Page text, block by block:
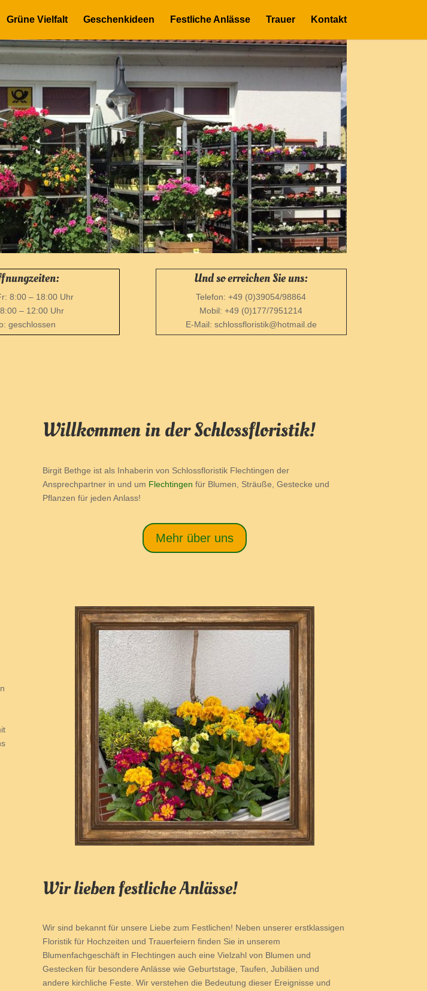
Grüne Vielfalt Geschenkideen Festliche Anlässe Trauer Kontakt
8:00 – 18:00 Uhr
– 12:00 Uhr
geschlossen
Und so erreichen Sie uns:
Telefon: +49 (0)39054/98864
Mobil: +49 (0)177/7951214
E-Mail: schlossfloristik@hotmail.de
Willkommen in der Schlossfloristik!
Birgit Bethge ist als Inhaberin von Schlossfloristik Flechtingen der
Ansprechpartner in und um Flechtingen für Blumen, Sträuße, Gestecke und
Pflanzen für jeden Anlass!
Mehr über uns
Wir lieben festliche Anlässe!
Wir sind bekannt für unsere Liebe zum Festlichen! Neben unserer erstklassigen
Floristik für Hochzeiten und Trauerfeiern finden Sie in unserem
Blumenfachgeschäft in Flechtingen auch eine Vielzahl von Blumen und
Gestecken für besondere Anlässe wie Geburtstage, Taufen, Jubiläen und
andere kirchliche Feste. Wir verstehen die Bedeutung dieser Ereignisse und